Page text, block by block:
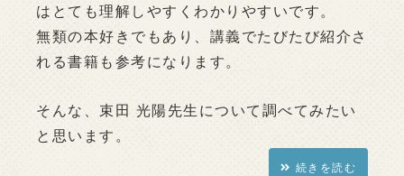
はとても理解しやすくわかりやすいです。
無類の本好きでもあり、講義でたびたび紹介さ
れる書籍も参考になります。
そんな、束田 光陽先生について調べてみたい
と思います。
続きを読む